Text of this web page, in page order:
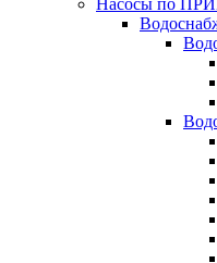
Насосы по